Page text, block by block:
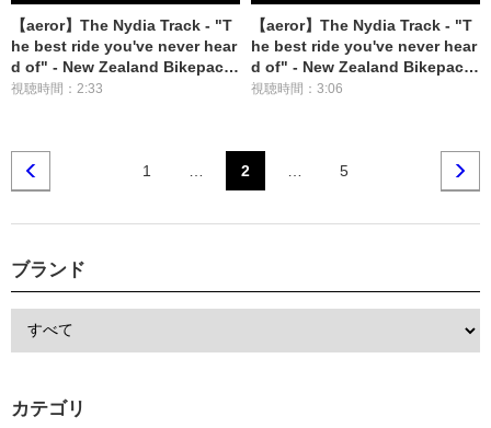
【aeror】The Nydia Track - "T
he best ride you've never hear
d of" - New Zealand Bikepacki
ng Vol.2
視聴時間：2:33
【aeror】The Nydia Track - "T
he best ride you've never hear
d of" - New Zealand Bikepacki
ng Vol.1
視聴時間：3:06
1 … 2 … 5
ブランド
カテゴリ